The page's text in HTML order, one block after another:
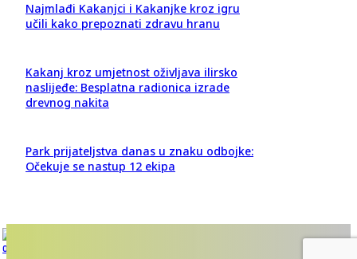
Najmlađi Kakanjci i Kakanjke kroz igru
učili kako prepoznati zdravu hranu
Kakanj kroz umjetnost oživljava ilirsko
naslijeđe: Besplatna radionica izrade
drevnog nakita
Park prijateljstva danas u znaku odbojke:
Očekuje se nastup 12 ekipa